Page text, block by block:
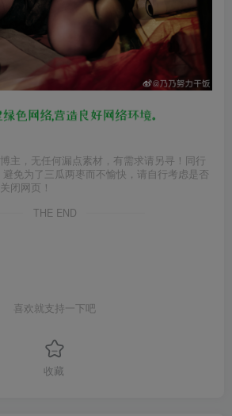
主，无任何漏点素材，有需求请另寻！同行
免为了三瓜两枣而不愉快，请自行考虑是否
闭网页！
THE END
喜欢就支持一下吧
收藏